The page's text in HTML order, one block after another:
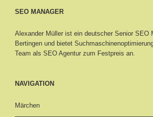
SEO MANAGER
Alexander Müller ist ein deutscher Senior SEO
Bertingen und bietet
Team als SEO Agentur zum Festpreis an.
NAVIGATION
Märchen